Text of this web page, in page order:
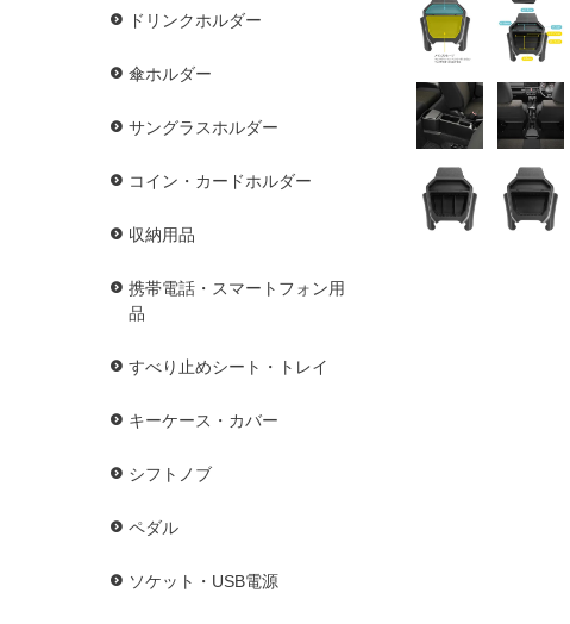
ドリンクホルダー
傘ホルダー
サングラスホルダー
コイン・カードホルダー
収納用品
携帯電話・スマートフォン用
品
すべり止めシート・トレイ
キーケース・カバー
シフトノブ
ペダル
ソケット・USB電源